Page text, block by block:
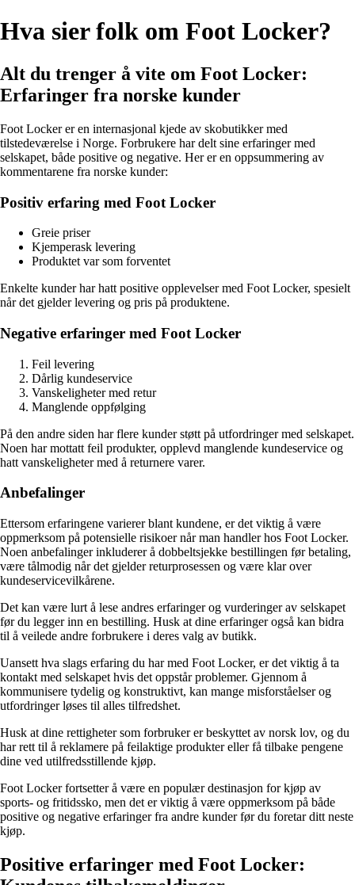
Hva sier folk om Foot Locker?
Alt du trenger å vite om Foot Locker:
Erfaringer fra norske kunder
Foot Locker er en internasjonal kjede av skobutikker med
tilstedeværelse i Norge. Forbrukere har delt sine erfaringer med
selskapet, både positive og negative. Her er en oppsummering av
kommentarene fra norske kunder:
Positiv erfaring med Foot Locker
Greie priser
Kjemperask levering
Produktet var som forventet
Enkelte kunder har hatt positive opplevelser med Foot Locker, spesielt
når det gjelder levering og pris på produktene.
Negative erfaringer med Foot Locker
Feil levering
Dårlig kundeservice
Vanskeligheter med retur
Manglende oppfølging
På den andre siden har flere kunder støtt på utfordringer med selskapet.
Noen har mottatt feil produkter, opplevd manglende kundeservice og
hatt vanskeligheter med å returnere varer.
Anbefalinger
Ettersom erfaringene varierer blant kundene, er det viktig å være
oppmerksom på potensielle risikoer når man handler hos Foot Locker.
Noen anbefalinger inkluderer å dobbeltsjekke bestillingen før betaling,
være tålmodig når det gjelder returprosessen og være klar over
kundeservicevilkårene.
Det kan være lurt å lese andres erfaringer og vurderinger av selskapet
før du legger inn en bestilling. Husk at dine erfaringer også kan bidra
til å veilede andre forbrukere i deres valg av butikk.
Uansett hva slags erfaring du har med Foot Locker, er det viktig å ta
kontakt med selskapet hvis det oppstår problemer. Gjennom å
kommunisere tydelig og konstruktivt, kan mange misforståelser og
utfordringer løses til alles tilfredshet.
Husk at dine rettigheter som forbruker er beskyttet av norsk lov, og du
har rett til å reklamere på feilaktige produkter eller få tilbake pengene
dine ved utilfredsstillende kjøp.
Foot Locker fortsetter å være en populær destinasjon for kjøp av
sports- og fritidssko, men det er viktig å være oppmerksom på både
positive og negative erfaringer fra andre kunder før du foretar ditt neste
kjøp.
Positive erfaringer med Foot Locker: